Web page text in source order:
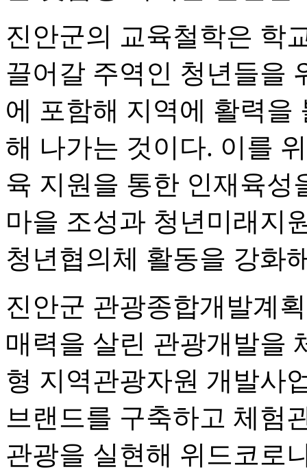
진안군의 교육철학은 학
끌어갈 주역인 청년들을
에 포함해 지역에 활력을
해 나가는 것이다. 이를
육 지원을 통한 인재육성
마을 조성과 청년미래지
청년협의체 활동을 강화
진안군 관광종합개발계
매력을 살린 관광개발을
형 지역관광자원 개발사
브랜드를 구축하고 체험
관광을 실현해 위드코로